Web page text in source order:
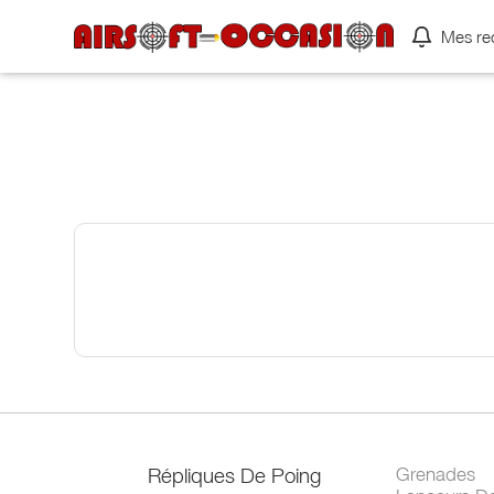
Mes
Répliques De Poing
Grenades